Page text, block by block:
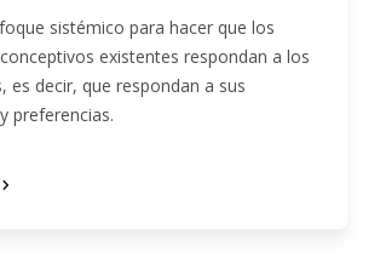
sistémico para hacer que los
existentes respondan a los
es decir, que respondan a sus
preferencias.
chevron_forward